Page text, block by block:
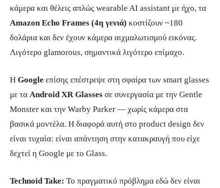
κάμερα και θέλεις απλώς wearable AI assistant με ήχο, τα
Amazon Echo Frames (4η γενιά) κοστίζουν ~180
δολάρια και δεν έχουν κάμερα αιχμαλωτισμού εικόνας.
Λιγότερο glamorous, σημαντικά λιγότερο επίμαχο.
Η Google επίσης επέστρεψε στη σφαίρα των smart glasses
με τα Android XR Glasses σε συνεργασία με την Gentle
Monster και την Warby Parker — χωρίς κάμερα στα
βασικά μοντέλα. Η διαφορά αυτή στο product design δεν
είναι τυχαία: είναι απάντηση στην κατακραυγή που είχε
δεχτεί η Google με το Glass.
Technoid Take: Το πραγματικό πρόβλημα εδώ δεν είναι